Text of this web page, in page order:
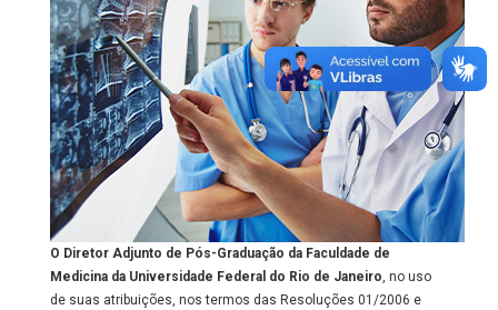
O Diretor Adjunto de Pós-Graduação da Faculdade de
Medicina da Universidade Federal do Rio de Janeiro, no uso
de suas atribuições, nos termos das Resoluções 01/2006 e